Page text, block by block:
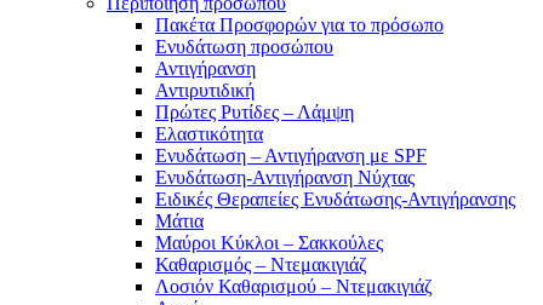
Πακέτα Προσφορών για το πρόσωπο
Ενυδάτωση προσώπου
Αντιγήρανση
Αντιρυτιδική
Πρώτες Ρυτίδες – Λάμψη
Ελαστικότητα
Ενυδάτωση – Αντιγήρανση με SPF
Ενυδάτωση-Αντιγήρανση Νύχτας
Ειδικές Θεραπείες Ενυδάτωσης-Αντιγήρανσης
Μάτια
Μαύροι Κύκλοι – Σακκούλες
Καθαρισμός – Ντεμακιγιάζ
Λοσιόν Καθαρισμού – Ντεμακιγιάζ